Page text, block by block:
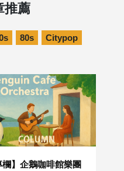
推薦
80s Citypop
欄】企鵝咖啡館樂團